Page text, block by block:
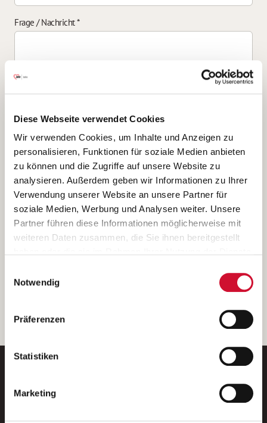
Diese Webseite verwendet Cookies
Wir verwenden Cookies, um Inhalte und Anzeigen zu
personalisieren, Funktionen für soziale Medien anbieten
zu können und die Zugriffe auf unsere Website zu
analysieren. Außerdem geben wir Informationen zu Ihrer
Verwendung unserer Website an unsere Partner für
soziale Medien, Werbung und Analysen weiter. Unsere
Partner führen diese Informationen möglicherweise mit
weiteren Daten zusammen, die Sie ihnen bereitgestellt
Wenn Sie auf „Cookies zulassen“ klicken, so stimmen
Sie der Speicherung sämtlicher Cookies zu. Sie können
Ihre Einwilligung selbstverständlich jederzeit widerrufen,
indem Sie die Cookie-Einstellungen aufrufen und diese
unserer
Notwendig
Präferenzen
Statistiken
Marketing
Frage / Nachricht*
Ich bin damit einverstanden, dass meine personenbezogenen Daten
ausschließlich zum Zweck der Durchführung der Kontaktanfrage
verarbeitet, auf IT- Systemen der Garitz Bewirtschaftungsbetriebe
GmbH, Heinrich-von-Kleist-Straße 2, 97688 Bad Kissingen
(Betreiber) gespeichert und an die für das Stellenangebot
verantwortliche Stelle zur Kontaktaufnahme weitergegeben
werden.
Diese Einwilligungserklärung kann ich jederzeit gegenüber dem
Weitere Details können Sie der
entnehmen.